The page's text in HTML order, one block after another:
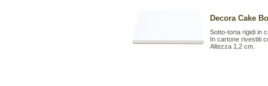
Decora Cake
Sotto-torta rigidi in
In cartone rivestiti
Altezza 1,2 cm.